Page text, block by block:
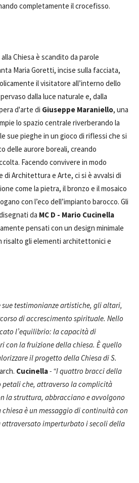
completamente il crocefisso.
Chiesa è scandito da parole
Maria Goretti, incise sulla facciata,
il visitatore all’interno dello
dalla luce naturale e, dalla
d'arte di Giuseppe Maraniello, una
lo spazio centrale riverberando la
sue pieghe in un gioco di riflessi che si
delle aurore boreali, creando
Facendo convivere in modo
di Architettura e Arte, ci si è avvalsi di
come la pietra, il bronzo e il mosaico
con l’eco dell’impianto barocco. Gli
da MC D - Mario Cucinella
pensati con un design minimale
risalto gli elementi architettonici e
sue testimonianze artistiche, gli altari,
di accrescimento spirituale. Nello
l’equilibrio: la capacità di
con la fruizione della chiesa. È quello
il progetto della Chiesa di S.
Cucinella- “I quattro bracci della
che, attraverso la complicità
la struttura, abbracciano e avvolgono
è un messaggio di continuità con
attraversato imperturbato i secoli della